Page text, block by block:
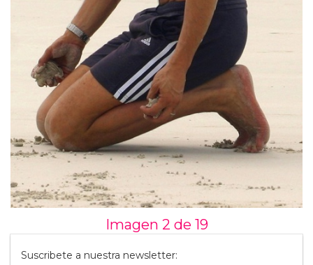
Imagen 2 de 19
Suscribete a nuestra newsletter: